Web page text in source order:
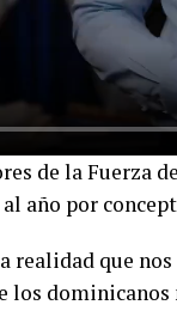
de la Fuerza
año por
realidad que
los